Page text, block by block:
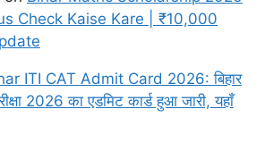
Check Kaise Kare | ₹10,000
ITI CAT Admit Card 2026: बिहार
2026 का एडमिट कार्ड हुआ जारी, यहाँ